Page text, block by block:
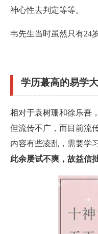
神心性去判定等等。
韦先生当时虽然只有24
学历蕞高的易学
相对于袁树珊和徐乐吾，
但流传不广，而目前流
内容有些凌乱，需要学
此余屡试不爽，故益信